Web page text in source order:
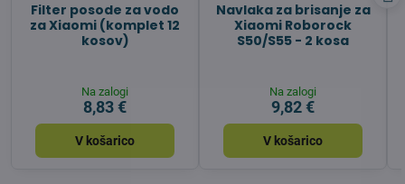
Filter posode za vodo
za Xiaomi (komplet 12
kosov)
Na zalogi
8,83 €
V košarico
Navlaka za brisanje za
Xiaomi Roborock
S50/S55 - 2 kosa
Na zalogi
9,82 €
V košarico